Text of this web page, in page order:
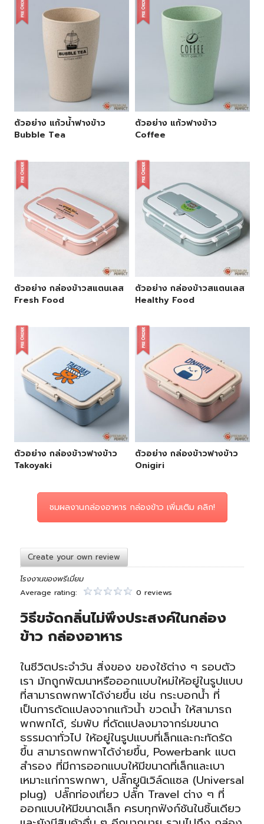
ตัวอย่าง แก้วน้ำฟางข้าว
Bubble Tea
ตัวอย่าง แก้วฟางข้าว
Coffee
ตัวอย่าง กล่องข้าวสแตนเลส
Fresh Food
ตัวอย่าง กล่องข้าวสแตนเลส
Healthy Food
ตัวอย่าง กล่องข้าวฟางข้าว
Takoyaki
ตัวอย่าง กล่องข้าวฟางข้าว
Onigiri
ชมผลงานกล่องอาหาร กล่องข้าว เพิ่มเติม คลิก!
Create your own review
โรงงานของพรีเมี่ยม
Average rating:
0 reviews
วิธีขจัดกลิ่นไม่พึงประสงค์ในกล่อง
ข้าว กล่องอาหาร
ในชีวิตประจำวัน สิ่งของ ของใช้ต่าง ๆ รอบตัว
เรา มักถูกพัฒนาหรือออกแบบใหม่ให้อยู่ในรูปแบบ
ที่สามารถพกพาได้ง่ายขึ้น เช่น กระบอกน้ำ ที่
เป็นการดัดแปลงจากแก้วน้ำ ขวดน้ำ ให้สามารถ
พกพกได้, ร่มพับ ที่ดัดแปลงมาจากร่มขนาด
ธรรมดาทั่วไป ให้อยู่ในรูปแบบที่เล็กและกะทัดรัด
ขึ้น สามารถพกพาได้ง่ายขึ้น, Powerbankแบต
สำรอง ที่มีการออกแบบให้มีขนาดที่เล็กและเบา
เหมาะแก่การพกพา, ปลั๊กยูนิเวิล์ดแซล (Universal
plug) ปลั๊กท่องเที่ยว ปลั๊ก Travel ต่าง ๆ ที่
ออกแบบให้มีขนาดเล็ก ครบทุกฟังก์ชันในชิ้นเดียว